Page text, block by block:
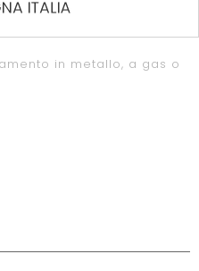
in metallo, a gas o